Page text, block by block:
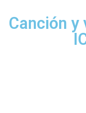
Canción y